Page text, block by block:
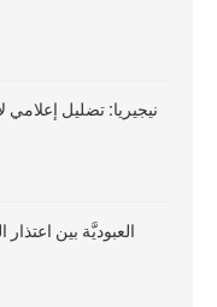
نيجيريا: تضليل
العبوديَّة بين